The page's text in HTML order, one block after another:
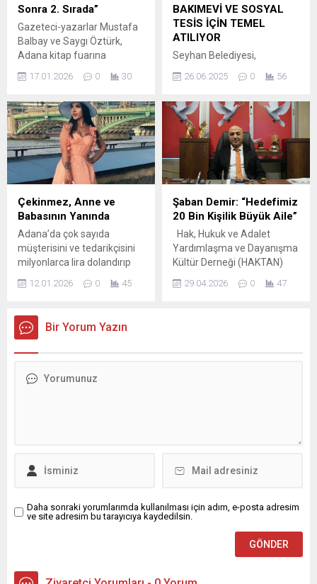
gördüğü, ardından da bir
dönüştürüldüğü görüşüne
yer verildi. Radar’ın ölüm
nedeninin farklı...
“Cumhurbaşkanı adayımızı
belirleyeceğimiz önseçim
için müracaatını yapan
Belediyesi ve Türkiye
Belediyeler...
Sonra 2. Sırada”
Gazeteci-yazarlar Mustafa
Balbay ve Saygı Öztürk,
Adana kitap fuarına
Bir paylaşımda bulunan
Öztürk’le birlikte Adana’ya
giriyoruz. Bugün ve yarın
Adana Kitap Fuarı’nda
olacağız. Adana,
İstanbul’dan sonra kitaba
ilginin en yüksek olduğu
TÜYAP!” dedi. Her iki isim
ayrıca bugün söyleşiye de
17.01.2026 0 30
BAKIMEVİ VE SOSYAL
TESİS İÇİN TEMEL
ATILIYOR
Seyhan Belediyesi,
eğitim ortamlarına erişimini
sosyal yaşamını
zenginleştirmek amacıyla
yatırımlarına hız kesmeden
devam ediyor. Belediye, bu
doğrultuda 7. gündüz
bakımevi ve çok amaçlı
sosyal tesisin temelini
atmaya hazırlanıyor.
Uluslararası Lions Kulübü iş
birliğiyle 2000 Evler
Mahallesi’nde hayata
geçirilecek “Seyhan
Belediyesi Lions Sosyal...
26.06.2025 0 56
Çekinmez, Anne ve
Babasının Yanında
Adana’da çok sayıda
müşterisini ve tedarikçisini
milyonlarca lira dolandırıp
yurt dışına kaçan; bu
kişilerden birinin intiharına
BELLAPAİS güzellik merkezi
sahibi Sinem Çekinmez
dönüp personeli başta
12.01.2026 0 45
Şaban Demir: “Hedefimiz
20 Bin Kişilik Büyük Aile”
Hak, Hukuk ve Adalet
Yardımlaşma ve Dayanışma
Kültür Derneği (HAKTAN)
Başkanı Şaban Demir,
dernek faaliyetleri ve
29.04.2026 0 47
Bir Yorum Yazın
Daha sonraki yorumlarımda kullanılması için adım, e-posta adresim
ve site adresim bu tarayıcıya kaydedilsin.